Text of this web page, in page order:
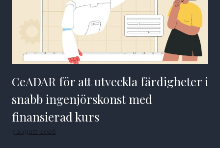
CeADAR för att utveckla färdigheter i
snabb ingenjörskonst med
finansierad kurs
7 augusti 2026